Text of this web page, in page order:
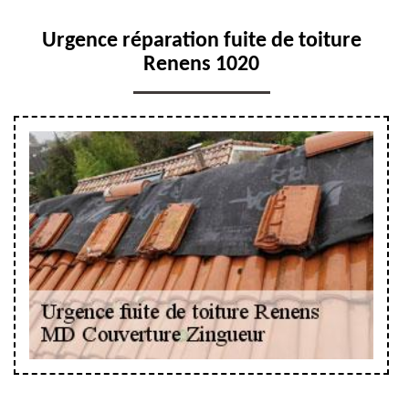
Urgence réparation fuite de toiture
Renens 1020